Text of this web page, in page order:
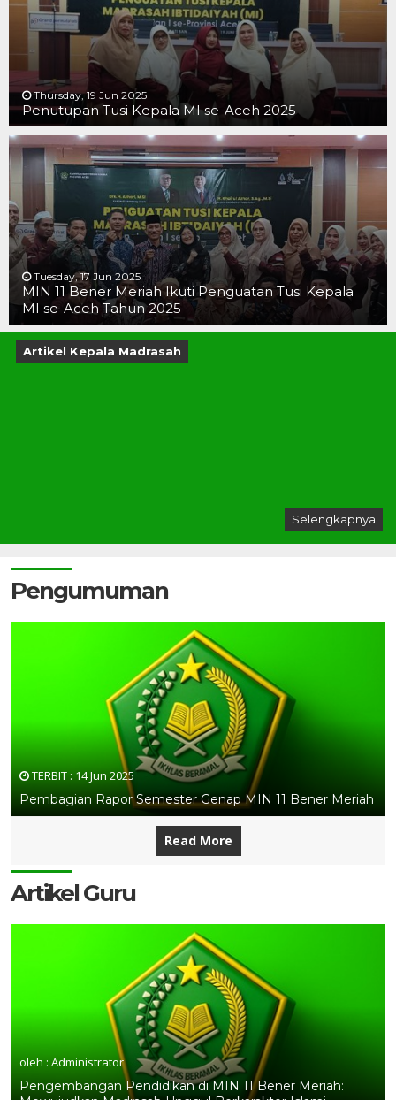
Thursday, 19 Jun 2025
Penutupan Tusi Kepala MI se-Aceh 2025
Tuesday, 17 Jun 2025
MIN 11 Bener Meriah Ikuti Penguatan Tusi Kepala
MI se-Aceh Tahun 2025
Artikel Kepala Madrasah
Selengkapnya
Pengumuman
TERBIT : 14 Jun 2025
Pembagian Rapor Semester Genap MIN 11 Bener Meriah
Read More
Artikel Guru
oleh : Administrator
Pengembangan Pendidikan di MIN 11 Bener Meriah:
19 JUN 2025
19 JUN 2025
16 JUN 2025